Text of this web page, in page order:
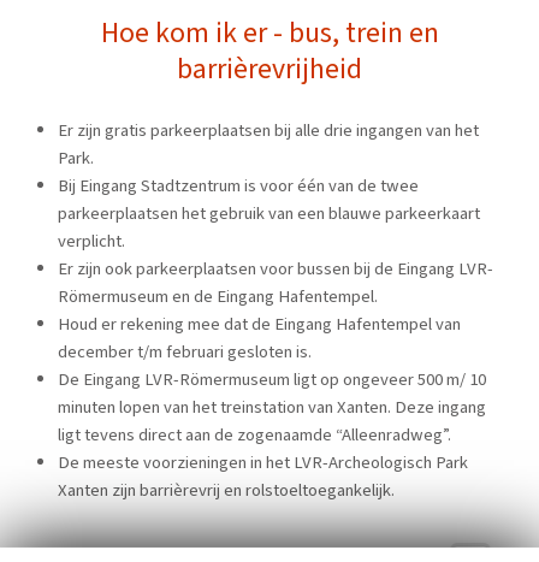
Hoe kom ik er - bus, trein en
barrièrevrijheid
Er zijn gratis parkeerplaatsen bij alle drie ingangen van het
Park.
Bij Eingang Stadtzentrum is voor één van de twee
parkeerplaatsen het gebruik van een blauwe parkeerkaart
verplicht.
Er zijn ook parkeerplaatsen voor bussen bij de Eingang LVR-
Römermuseum en de Eingang Hafentempel.
Houd er rekening mee dat de Eingang Hafentempel van
december t/m februari gesloten is.
De Eingang LVR-Römermuseum ligt op ongeveer 500 m/ 10
minuten lopen van het treinstation van Xanten. Deze ingang
ligt tevens direct aan de zogenaamde “Alleenradweg”.
De meeste voorzieningen in het LVR-Archeologisch Park
Xanten zijn barrièrevrij en rolstoeltoegankelijk.